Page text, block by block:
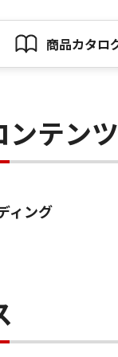
商品カタロ
ンテンツ
ィング